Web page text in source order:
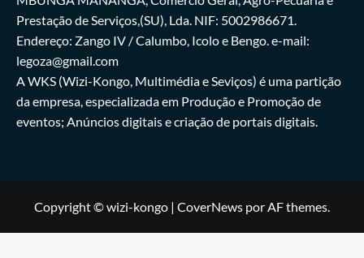
Prestação de Serviços,(SU), Lda. NIF: 5002986671.
Endereço: Zango IV / Calumbo, Icolo e Bengo. e-mail:
legoza@gmail.com
A WKS (Wizi-Kongo, Multimédia e Seviços) é uma partição
da empresa, especializada em Produção e Promoção de
eventos; Anúncios digitais e criação de portais digitais.
Copyright © wizi-kongo | CoverNews por AF themes.